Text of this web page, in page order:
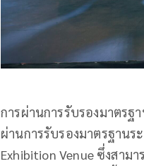
การผ่านการรับรองมาตรฐ
ผ่านการรับรองมาตรฐาน
Exhibition Venue ซึ่งสา